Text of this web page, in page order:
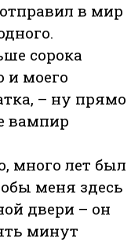
в мир
сорока
и моего
– ну прямо
вампир
много лет был
меня здесь
двери – он
минут